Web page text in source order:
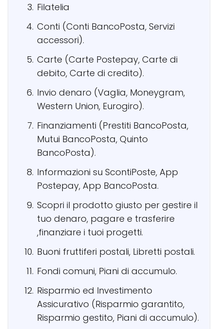
Filatelia
Conti (Conti BancoPosta, Servizi
accessori).
Carte (Carte Postepay, Carte di
debito, Carte di credito).
Invio denaro (Vaglia, Moneygram,
Western Union, Eurogiro).
Finanziamenti (Prestiti BancoPosta,
Mutui BancoPosta, Quinto
BancoPosta).
Informazioni su ScontiPoste, App
Postepay, App BancoPosta.
Scopri il prodotto giusto per gestire il
tuo denaro, pagare e trasferire
,finanziare i tuoi progetti.
Buoni fruttiferi postali, Libretti postali.
Fondi comuni, Piani di accumulo.
Risparmio ed Investimento
Assicurativo (Risparmio garantito,
Risparmio gestito, Piani di accumulo).